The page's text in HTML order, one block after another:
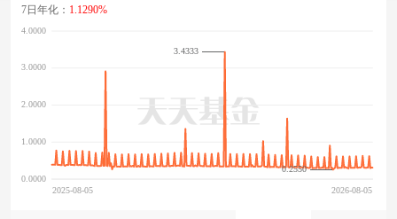
7日年化： 1.1290%
0.2550
3.4333